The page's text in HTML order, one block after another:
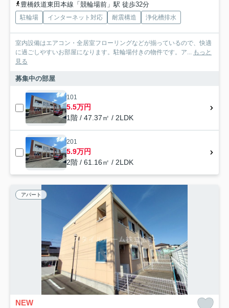
豊橋鉄道東田本線「競輪場前」駅 徒歩32分
駐輪場 インターネット対応 耐震構造 浄化槽排水
室内設備はエアコン・全居室フローリングなどが揃っているので、快適
に過ごしやすいお部屋になります。駐輪場付きの物件です。ア... もっと
見る
募集中の部屋
101
5.5万円
1階 / 47.37㎡ / 2LDK
201
5.9万円
2階 / 61.16㎡ / 2LDK
アパート
NEW